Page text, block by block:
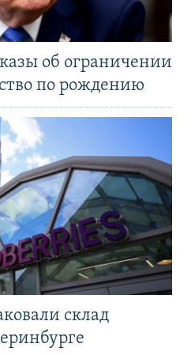
об ограничении
по рождению
склад